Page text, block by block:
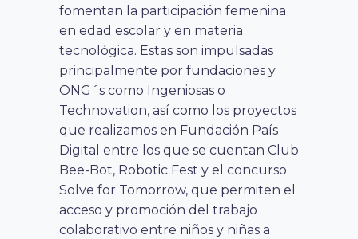
fomentan la participación femenina
en edad escolar y en materia
tecnológica. Estas son impulsadas
principalmente por fundaciones y
ONG´s como Ingeniosas o
Technovation, así como los proyectos
que realizamos en Fundación País
Digital entre los que se cuentan Club
Bee-Bot, Robotic Fest y el concurso
Solve for Tomorrow, que permiten el
acceso y promoción del trabajo
colaborativo entre niños y niñas a